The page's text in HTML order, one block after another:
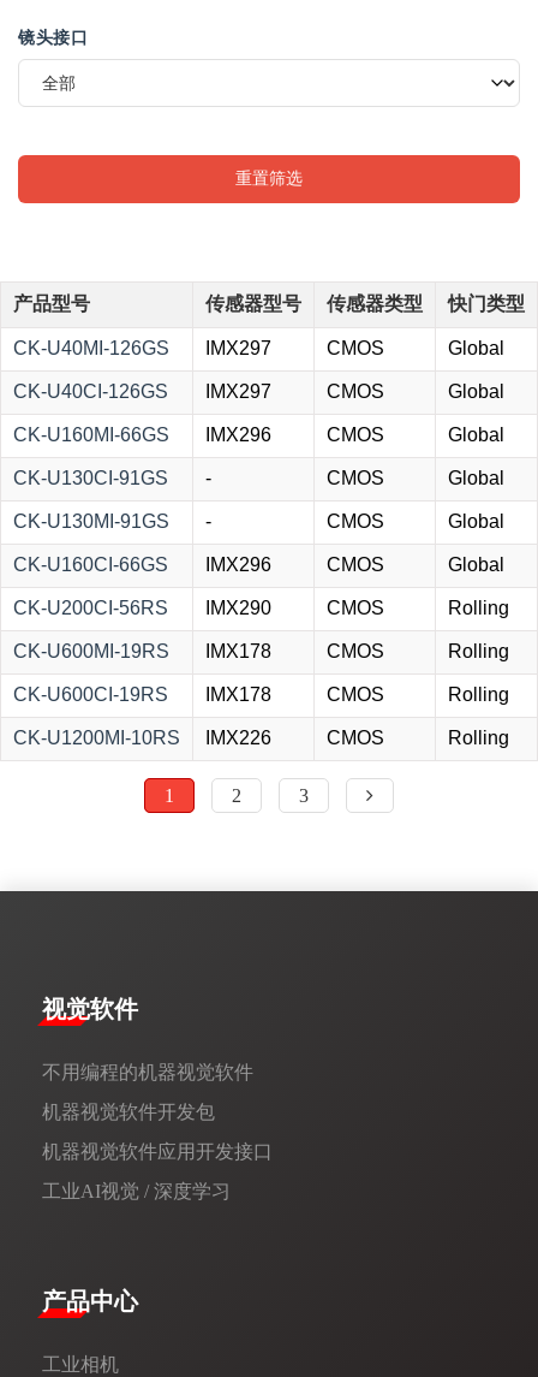
镜头接口
重置筛选
产品型号 传感器型号 传感器类型 快门类型
CK-U40MI-126GS IMX297 CMOS Global
CK-U40CI-126GS IMX297 CMOS Global
CK-U160MI-66GS IMX296 CMOS Global
CK-U130CI-91GS - CMOS Global
CK-U130MI-91GS - CMOS Global
CK-U160CI-66GS IMX296 CMOS Global
CK-U200CI-56RS IMX290 CMOS Rolling
CK-U600MI-19RS IMX178 CMOS Rolling
CK-U600CI-19RS IMX178 CMOS Rolling
CK-U1200MI-10RS IMX226 CMOS Rolling
1 2 3
视觉软件
不用编程的机器视觉软件
机器视觉软件开发包
机器视觉软件应用开发接口
工业AI视觉 / 深度学习
产品中心
工业相机